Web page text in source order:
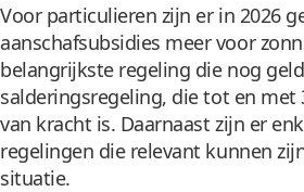
Voor particulieren zijn er in 2026
aanschafsubsidies meer voor
belangrijkste regeling die nog
salderingsregeling, die tot en met
van kracht is. Daarnaast zijn er
regelingen die relevant kunnen
situatie.